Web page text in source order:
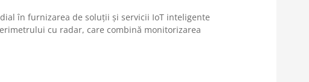
în furnizarea de soluții și servicii IoT inteligente
cu radar, care combină monitorizarea